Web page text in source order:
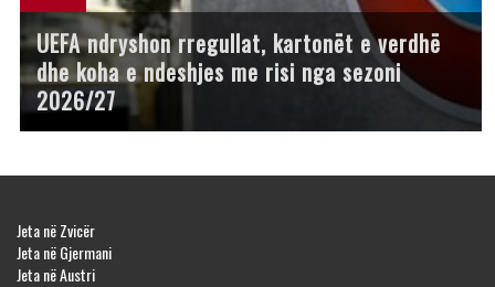
UEFA ndryshon rregullat, kartonët e verdhë
dhe koha e ndeshjes me risi nga sezoni
2026/27
Jeta në Zvicër
Jeta në Gjermani
Jeta në Austri